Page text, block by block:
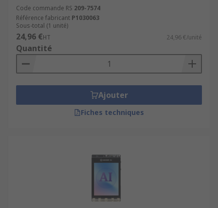
Code commande RS 209-7574
Référence fabricant P1030063
Sous-total (1 unité)
24,96 €HT 24,96 €/unité
Quantité
Ajouter
Fiches techniques